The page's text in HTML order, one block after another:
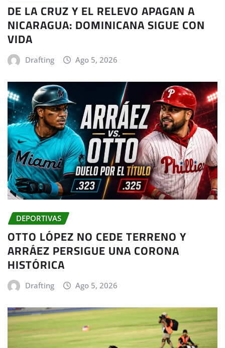
DE LA CRUZ Y EL RELEVO APAGAN A
NICARAGUA: DOMINICANA SIGUE CON
VIDA
Drafting Ago 5, 2026
DEPORTIVAS
OTTO LÓPEZ NO CEDE TERRENO Y
ARRÁEZ PERSIGUE UNA CORONA
HISTÓRICA
Drafting Ago 5, 2026